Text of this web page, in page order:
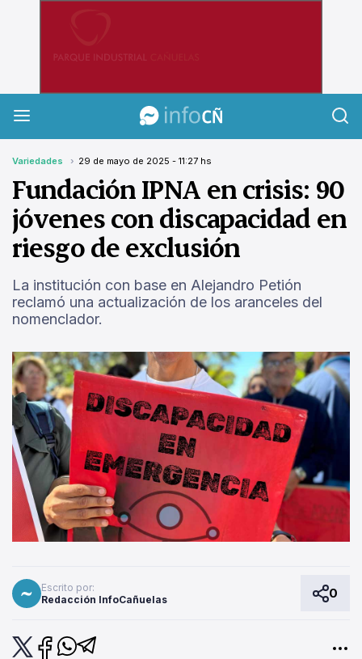
Variedades 29 de mayo de 2025 - 11:27 hs
Fundación IPNA en crisis: 90
jóvenes con discapacidad en
riesgo de exclusión
La institución con base en Alejandro Petión
reclamó una actualización de los aranceles del
nomenclador.
Escrito por:
Redacción InfoCañuelas
0